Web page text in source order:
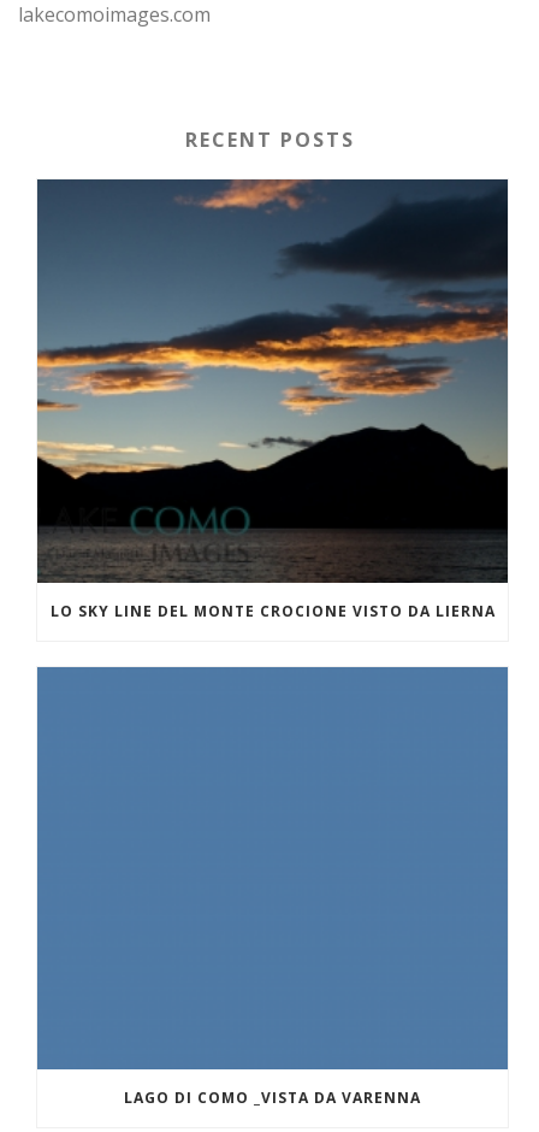
lakecomoimages.com
RECENT POSTS
LO SKY LINE DEL MONTE CROCIONE VISTO DA LIERNA
LAGO DI COMO _VISTA DA VARENNA